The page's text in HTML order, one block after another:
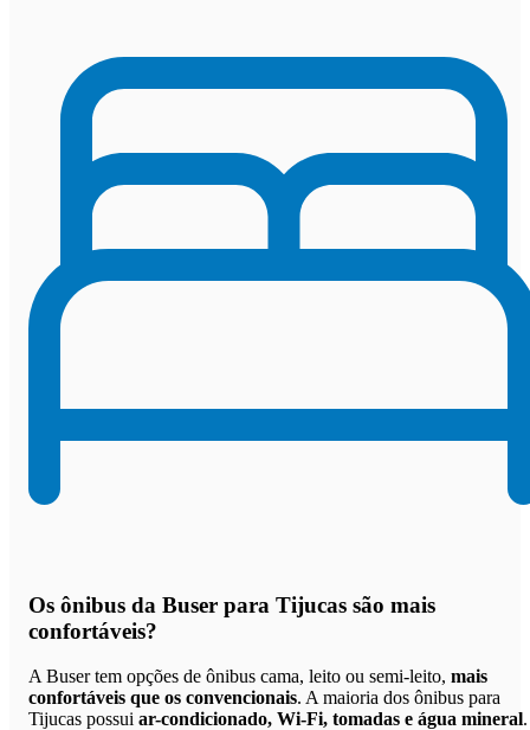
Os ônibus da Buser para Tijucas são mais
confortáveis?
A Buser tem opções de ônibus cama, leito ou semi-leito, mais
confortáveis que os convencionais. A maioria dos ônibus para
Tijucas possui ar-condicionado, Wi-Fi, tomadas e água mineral.